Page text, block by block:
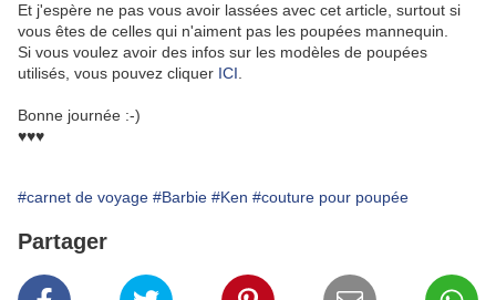
Et j'espère ne pas vous avoir lassées avec cet article, surtout si
vous êtes de celles qui n'aiment pas les poupées mannequin.
Si vous voulez avoir des infos sur les modèles de poupées
utilisés, vous pouvez cliquer ICI
Bonne journée :-)
♥♥♥
#carnet de voyage #Barbie #Ken #couture pour poupée
Partager